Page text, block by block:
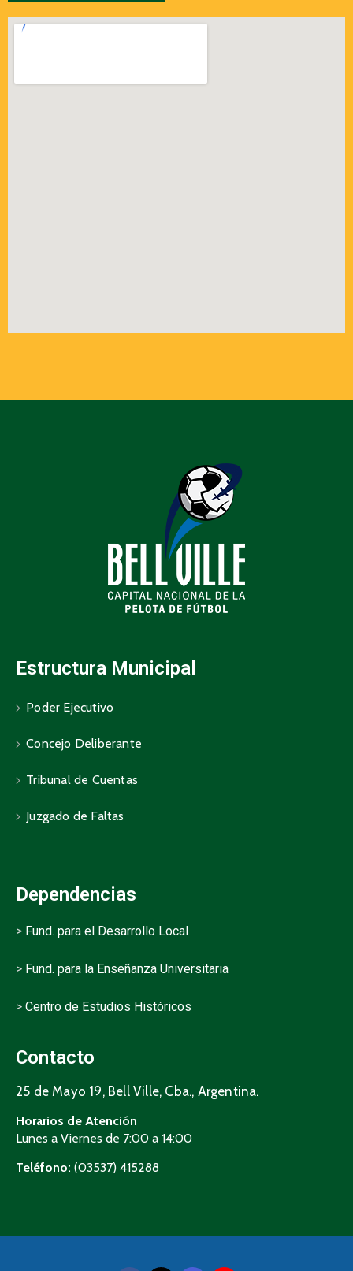
Estructura Municipal
Poder Ejecutivo
Concejo Deliberante
Tribunal de Cuentas
Juzgado de Faltas
Dependencias
> Fund. para el Desarrollo Local
> Fund. para la Enseñanza Universitaria
> Centro de Estudios Históricos
Contacto
25 de Mayo 19, Bell Ville, Cba., Argentina.
Horarios de Atención
Lunes a Viernes de 7:00 a 14:00
Teléfono: (03537) 415288